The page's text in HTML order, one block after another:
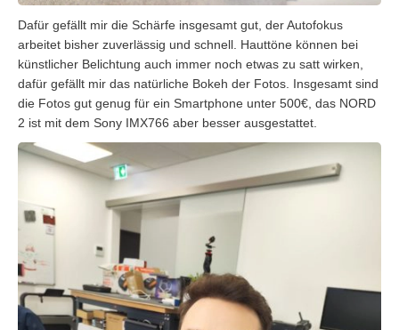
Dafür gefällt mir die Schärfe insgesamt gut, der Autofokus
arbeitet bisher zuverlässig und schnell. Hauttöne können bei
künstlicher Belichtung auch immer noch etwas zu satt wirken,
dafür gefällt mir das natürliche Bokeh der Fotos. Insgesamt sind
die Fotos gut genug für ein Smartphone unter 500€, das NORD
2 ist mit dem Sony IMX766 aber besser ausgestattet.